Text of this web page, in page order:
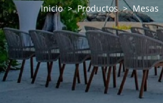
Inicio > Productos > Mesas